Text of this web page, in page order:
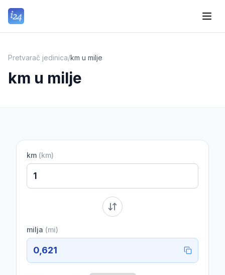
Pretvarač jedinica/km u milje
km u milje
km (km)
milja (mi)
0,621